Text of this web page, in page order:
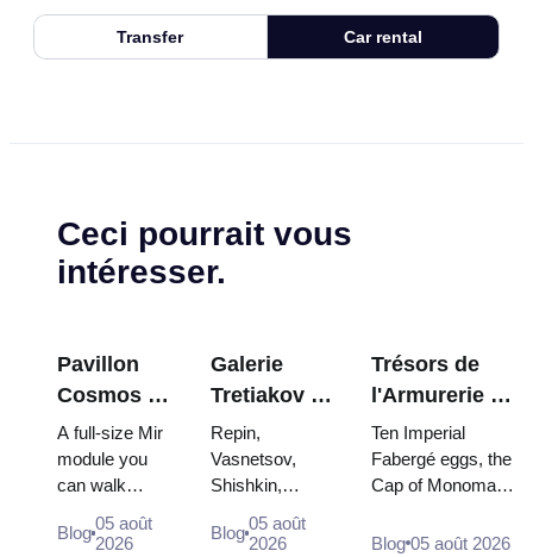
Transfer Car rental
Ceci pourrait vous
intéresser.
Pavillon
Cosmos à
VDNKh : À
l'intérieur
de la plus
grande
exposition
A full-size Mir
module you
can walk
Energia–Buran
Blog05 août
2026
Galerie
Tretiakov :
Les chefs-
d'œuvre à
ne pas
manquer
Repin,
Vasnetsov,
Shishkin,
and Surikov —
Blog05 août
2026
Trésors de
l'Armurerie du
Kremlin :
œufs Fabergé,
trônes et
couronnement
Ten Imperial
Fabergé eggs, the
Cap of Monomakh,
of two boy tsars
Blog 05 août 2026